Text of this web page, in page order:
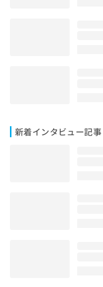
新着インタビュー記事